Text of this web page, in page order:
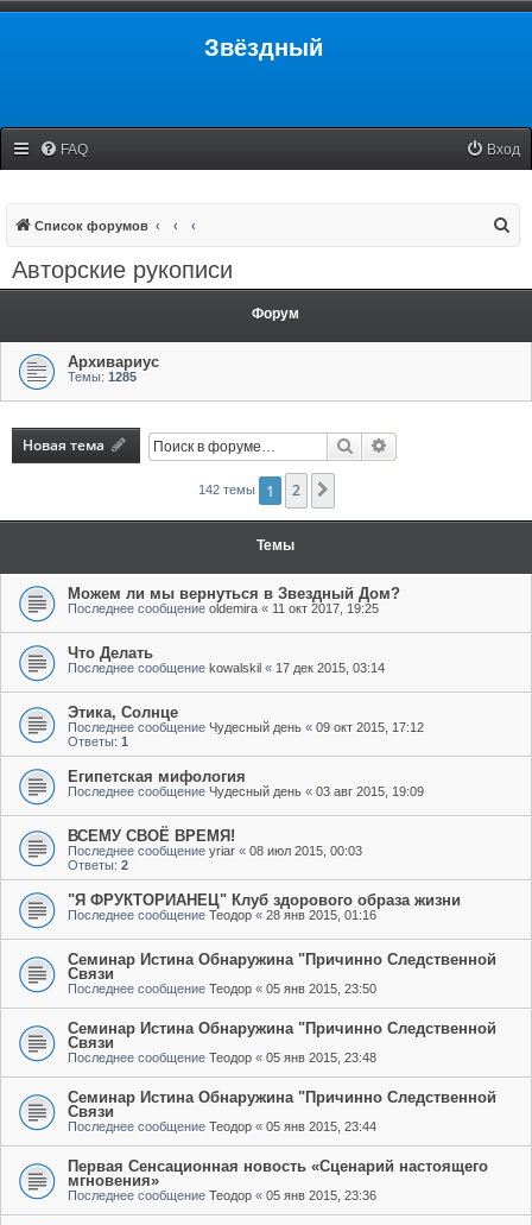
Звёздный
FAQ Вход
Список форумов
Авторские рукописи
Форум
Архивариус
Темы: 1285
Новая тема Поиск
142 темы 1 2
Темы
Можем ли мы вернуться в Звездный Дом?
Последнее сообщение oldemira « 11 окт 2017, 19:25
Что Делать
Последнее сообщение kowalskil « 17 дек 2015, 03:14
Этика, Солнце
Последнее сообщение Чудесный день « 09 окт 2015, 17:12
Ответы: 1
Египетская мифология
Последнее сообщение Чудесный день « 03 авг 2015, 19:09
ВСЕМУ СВОЁ ВРЕМЯ!
Последнее сообщение yriar « 08 июл 2015, 00:03
Ответы: 2
"Я ФРУКТОРИАНЕЦ" Клуб здорового образа жизни
Последнее сообщение Теодор « 28 янв 2015, 01:16
Семинар Истина Обнаружина "Причинно Следственной
Связи
Последнее сообщение Теодор « 05 янв 2015, 23:50
Семинар Истина Обнаружина "Причинно Следственной
Связи
Последнее сообщение Теодор « 05 янв 2015, 23:48
Семинар Истина Обнаружина "Причинно Следственной
Связи
Последнее сообщение Теодор « 05 янв 2015, 23:44
Первая Сенсационная новость «Сценарий настоящего
мгновения»
Последнее сообщение Теодор « 05 янв 2015, 23:36